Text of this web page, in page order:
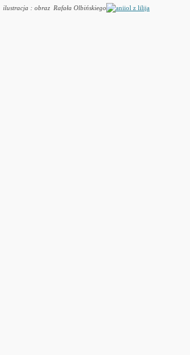
ilustracja : obraz Rafała Olbińskiego